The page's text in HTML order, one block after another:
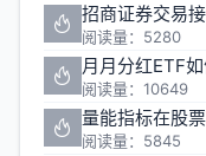
招商证券交易
阅读量：5280
月月分红ETF
阅读量：10649
量能指标在股
阅读量：5845